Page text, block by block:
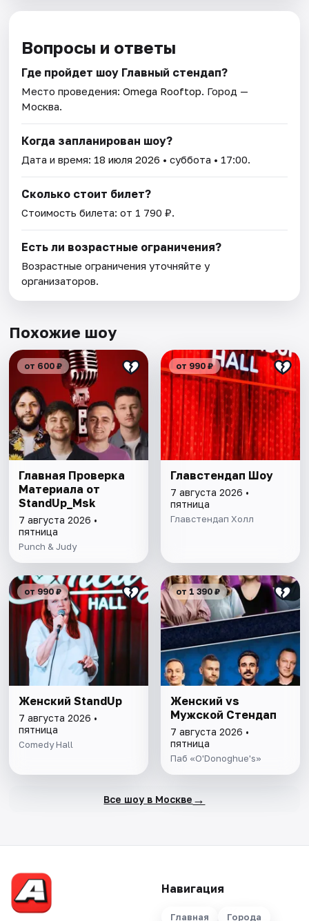
Вопросы и ответы
Где пройдет шоу Главный стендап?
Место проведения:Omega Rooftop. Город —
Москва.
Когда запланирован шоу?
Дата и время: 18 июля 2026 • суббота • 17:00.
Сколько стоит билет?
Стоимость билета: от 1 790 ₽.
Есть ли возрастные ограничения?
Возрастные ограничения уточняйте у
организаторов.
Похожие шоу
от 600 ₽
Главная Проверка
Материала от
StandUp_Msk
7 августа 2026 •
пятница
Punch & Judy
от 990 ₽
Главстендап Шоу
7 августа 2026 •
пятница
Главстендап Холл
от 990 ₽
Женский StandUp
7 августа 2026 •
пятница
Comedy Hall
от 1 390 ₽
Женский vs
Мужской Стендап
7 августа 2026 •
пятница
Паб «O'Donoghue's»
Все шоу в Москве →
Навигация
Главная Города